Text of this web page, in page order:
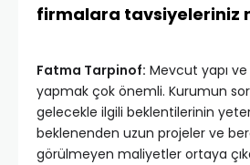
firmalara tavsiyeleriniz
Fatma Tarpinof: Mevcut yapı
yapmak çok önemli. Kurumun
gelecekle ilgili beklentilerinin
beklenenden uzun projeler ve
görülmeyen maliyetler ortaya